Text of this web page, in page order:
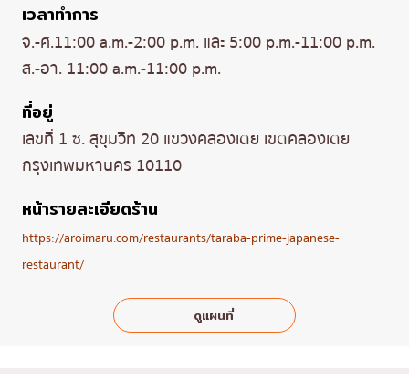
เวลาทำการ
จ.-ศ.11:00 a.m.-2:00 p.m. และ 5:00 p.m.-11:00 p.m.
ส.-อา. 11:00 a.m.-11:00 p.m.
ที่อยู่
เลขที่ 1 ซ. สุขุมวิท 20 แขวงคลองเตย เขตคลองเตย
กรุงเทพมหานคร 10110
หน้ารายละเอียดร้าน
https://aroimaru.com/restaurants/taraba-prime-japanese-
restaurant/
ดูแผนที่